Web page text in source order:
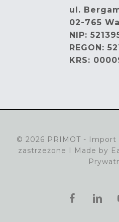
ul.
02-765
NIP:
REGON:
KRS:
© 2026 PRIMOT - Import
zastrzeżone I Made by
facebook